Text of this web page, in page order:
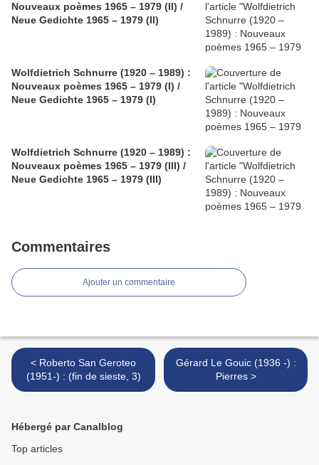
Nouveaux poèmes 1965 – 1979 (II) /
Neue Gedichte 1965 – 1979 (II)
Wolfdietrich Schnurre (1920 – 1989) :
Nouveaux poèmes 1965 – 1979 (I) /
Neue Gedichte 1965 – 1979 (I)
Wolfdietrich Schnurre (1920 – 1989) :
Nouveaux poèmes 1965 – 1979 (III) /
Neue Gedichte 1965 – 1979 (III)
Commentaires
Ajouter un commentaire
< Roberto San Geroteo
(1951-) : (fin de sieste, 3)
Gérard Le Gouic (1936 -) :
Pierres >
Hébergé par Canalblog
Top articles